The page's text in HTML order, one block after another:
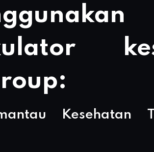
Kesehatan